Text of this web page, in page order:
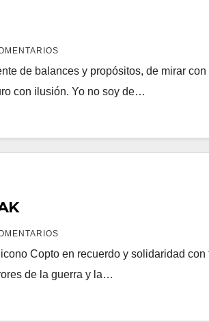
de balances y propósitos, de mirar
con ilusión. Yo no soy de…
Copto en recuerdo y solidaridad
de la guerra y la…